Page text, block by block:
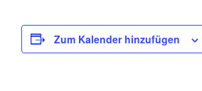
Zum Kalender hinzufügen